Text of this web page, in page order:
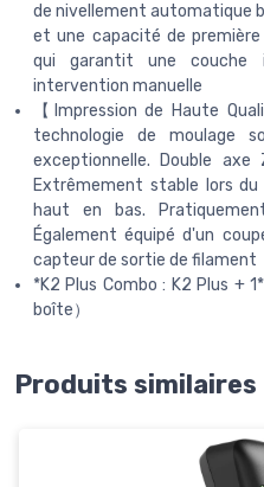
de nivellement automatique
et une capacité de
qui garantit une couche
intervention manuelle
【Impression de Haute
technologie de moulage
exceptionnelle. Double
Extrêmement stable lors
haut en bas.
Également équipé d'un
capteur de sortie de filament
*K2 Plus Combo : K2 Plus +
boîte）
Produits similaires